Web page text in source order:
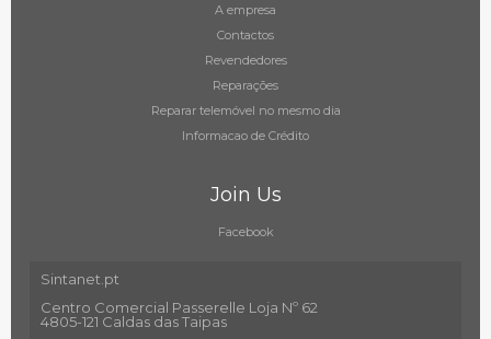
A empresa
Contactos
Revendedores
Reparações
Reparar telemóvel no mesmo dia
Informacao de Crédito
Join Us
Facebook
Sintanet.pt
Centro Comercial Passerelle Loja Nº 62
4805-121 Caldas das Taipas